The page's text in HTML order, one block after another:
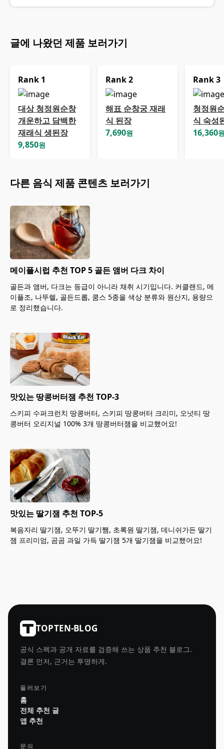
글에 나왔던 제품 보러가기
Rank 1
대상 청정원순창
개운하고 담백한
재래식 생된장
9,850원
Rank2
해표 순창궁 재래
식 된장
7,690원
Rank3
청정원
식 숙성
16,360
다른 음식 제품 콘텐츠 보러가기
메이플시럽 추천 TOP 5 골든 앰버 다크 차이
골든과 앰버, 다크는 등급이 아니라 채취 시기입니다. 커클랜드, 메
이플조, 나뚜렐, 골든드롭, 쿰스 5종을 색상 분류와 원산지, 용량으
로 정리했습니다.
맛있는 땅콩버터잼 추천 TOP-3
스키피 수퍼크런치 땅콩버터, 스키피 땅콩버터 크리미, 오넛티 땅
콩버터 오리지널 100% 3개 땅콩버터잼을 비교했어요!
맛있는 딸기잼 추천 TOP-5
복음자리 딸기잼, 오뚜기 딸기쨈, 초록원 딸기잼, 데니쉬가든 딸기
잼 프리미엄, 곰곰 과일 가득 딸기잼 5개 딸기잼을 비교했어요!
TOPTEN-BLOG
공식 스펙과 공개 자료를 검증해 쓰는 상품 추천 블로그.
결론 먼저, 근거는 투명하게.
둘러보기
홈
전체 추천 글
앱 추천
문의